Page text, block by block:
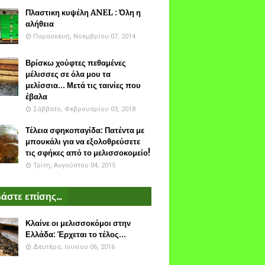
Πλαστικη κυψέλη ANEL : Όλη η
αλήθεια
Παρασκευή, Νοεμβρίου 07, 2014
Βρίσκω χούφτες πεθαμένες
μέλισσες σε όλα μου τα
μελίσσια... Μετά τις ταινίες που
έβαλα
Σάββατο, Φεβρουαρίου 03, 2018
Τέλεια σφηκοπαγίδα: Πατέντα με
μπουκάλι για να εξολοθρεύσετε
τις σφήκες από το μελισσοκομείο!
Τρίτη, Αυγούστου 04, 2015
επίσης...
Κλαίνε οι μελισσοκόμοι στην
Ελλάδα: Έρχεται το τέλος...
Δευτέρα, Ιουνίου 06, 2016